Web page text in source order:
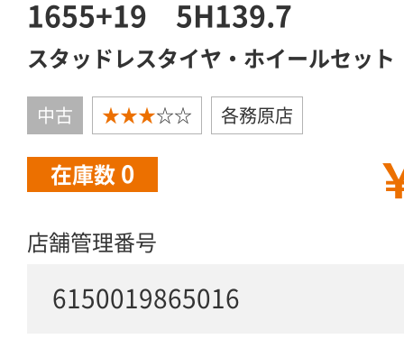
1655+19 5H139.7
スタッドレスタイヤ・ホイールセット
中古 ★★★☆☆ 各務原店
在庫数 0
店舗管理番号
6150019865016